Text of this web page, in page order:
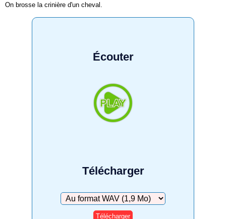
On brosse la crinière d'un cheval.
Écouter
Télécharger
Télécharger